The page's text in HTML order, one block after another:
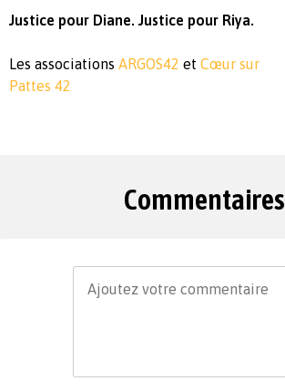
Justice pour Diane. Justice pour Riya.
Les associations ARGOS42 et Cœur sur
Pattes 42
Commentaires